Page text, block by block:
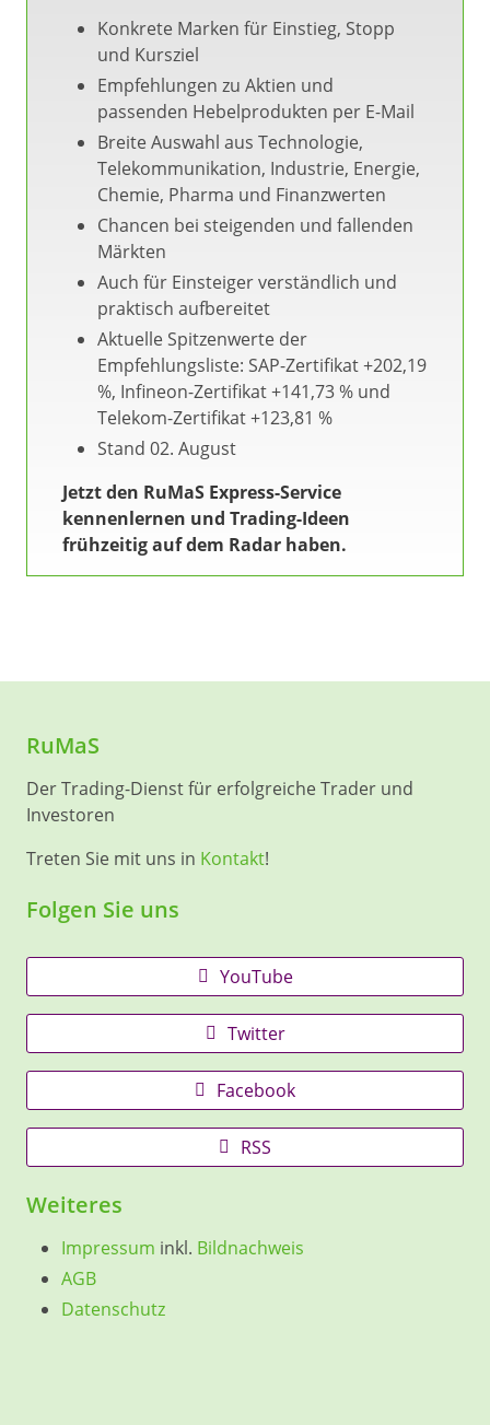
Konkrete Marken für Einstieg, Stopp
und Kursziel
Empfehlungen zu Aktien und
passenden Hebelprodukten per E-Mail
Breite Auswahl aus Technologie,
Telekommunikation, Industrie, Energie,
Chemie, Pharma und Finanzwerten
Chancen bei steigenden und fallenden
Märkten
Auch für Einsteiger verständlich und
praktisch aufbereitet
Aktuelle Spitzenwerte der
Empfehlungsliste: SAP-Zertifikat +202,19
%, Infineon-Zertifikat +141,73 % und
Telekom-Zertifikat +123,81 %
Stand 02. August
Jetzt den RuMaS Express-Service
kennenlernen und Trading-Ideen
frühzeitig auf dem Radar haben.
RuMaS
Der Trading-Dienst für erfolgreiche Trader und
Investoren
Treten Sie mit uns in Kontakt!
Folgen Sie uns
YouTube
Twitter
Facebook
RSS
Weiteres
Impressum inkl. Bildnachweis
AGB
Datenschutz